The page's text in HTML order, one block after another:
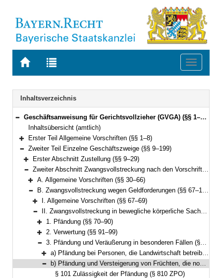
Zur
BAYERN.RECHT
Zur
letzten
Suche
Toggle
Navigation
Inhaltsverzeichnis
Bereich reduzieren
Geschäftsanweisung für Gerichtsvollzieher (GVGA) (§§ 1–199)
Inhaltsübersicht (amtlich)
Bereich erweitern
Erster Teil Allgemeine Vorschriften (§§ 1–8)
Bereich reduzieren
Zweiter Teil Einzelne Geschäftszweige (§§ 9–199)
Bereich erweitern
Erster Abschnitt Zustellung (§§ 9–29)
Bereich reduzieren
Zweiter Abschnitt Zwangsvollstreckung nach den Vorschriften der ZPO (§§ 30–155)
Bereich erweitern
A. Allgemeine Vorschriften (§§ 30–66)
Bereich reduzieren
B. Zwangsvollstreckung wegen Geldforderungen (§§ 67–126)
Bereich erweitern
I. Allgemeine Vorschriften (§§ 67–69)
Bereich reduzieren
II. Zwangsvollstreckung in bewegliche körperliche Sachen (§§ 70–120)
Bereich erweitern
1. Pfändung (§§ 70–90)
Bereich erweitern
2. Verwertung (§§ 91–99)
Bereich reduzieren
3. Pfändung und Veräußerung in besonderen Fällen (§§ 100–117)
Bereich erweitern
a) Pfändung bei Personen, die Landwirtschaft betreiben (§ 100)
Bereich reduzieren
b) Pfändung und Versteigerung von Früchten, die noch nicht vom Boden getrennt sind (§§ 101–103)
§ 101 Zulässigkeit der Pfändung (§ 810 ZPO)